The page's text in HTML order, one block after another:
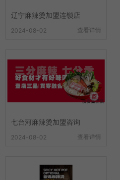
辽宁麻辣烫加盟连锁店
2024-08-02 查看详情
七台河麻辣烫加盟咨询
2024-08-02 查看详情